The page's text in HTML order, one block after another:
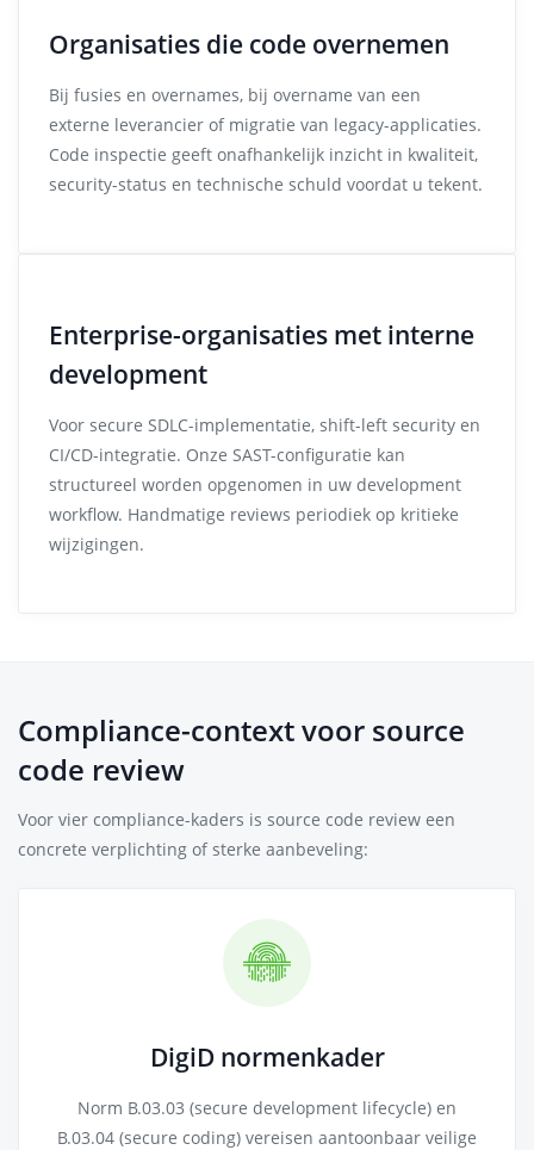
Organisaties die code overnemen
Bij fusies en overnames, bij overname van een
externe leverancier of migratie van legacy-applicaties.
Code inspectie geeft onafhankelijk inzicht in kwaliteit,
security-status en technische schuld voordat u tekent.
Enterprise-organisaties met interne
development
Voor secure SDLC-implementatie, shift-left security en
CI/CD-integratie. Onze SAST-configuratie kan
structureel worden opgenomen in uw development
workflow. Handmatige reviews periodiek op kritieke
wijzigingen.
Compliance-context voor source
code review
Voor vier compliance-kaders is source code review een
concrete verplichting of sterke aanbeveling:
DigiD normenkader
Norm B.03.03 (secure development lifecycle) en
B.03.04 (secure coding) vereisen aantoonbaar veilige